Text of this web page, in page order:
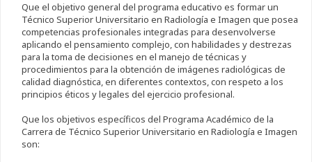
Que el objetivo general del programa educativo es formar un
Técnico Superior Universitario en Radiología e Imagen que posea
competencias profesionales integradas para desenvolverse
aplicando el pensamiento complejo, con habilidades y destrezas
para la toma de decisiones en el manejo de técnicas y
procedimientos para la obtención de imágenes radiológicas de
calidad diagnóstica, en diferentes contextos, con respeto a los
principios éticos y legales del ejercicio profesional.
Que los objetivos específicos del Programa Académico de la
Carrera de Técnico Superior Universitario en Radiología e Imagen
son: